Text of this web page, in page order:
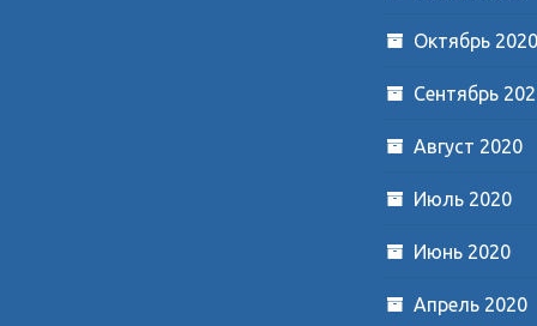
Октябрь 2020
Сентябрь
Август 2020
Июль 2020
Июнь 2020
Апрель 2020